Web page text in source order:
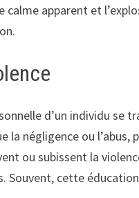
apparent et
d’un individu
la négligence ou
ou subissent la
Souvent, cette